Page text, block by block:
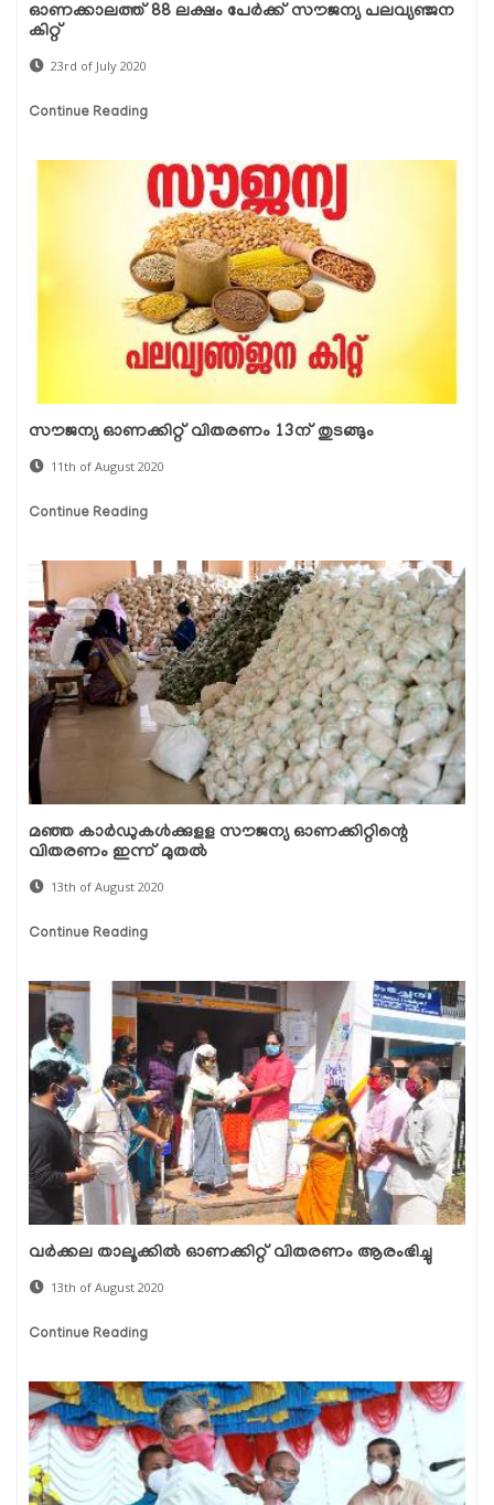
ഓണക്കാലത്ത് 88 ലക്ഷം പേര്‍ക്ക് സൗജന്യ പലവ്യഞ്ജന
കിറ്റ്
23rd of July 2020
Continue Reading
സൗജന്യ ഓണക്കിറ്റ് വിതരണം 13ന് തുടങ്ങും
11th of August 2020
Continue Reading
മഞ്ഞ കാര്‍ഡുകള്‍ക്കുളള സൗജന്യ ഓണക്കിറ്റിന്റെ
വിതരണം ഇന്ന് മുതല്‍
13th of August 2020
Continue Reading
വര്‍ക്കല താലൂക്കില്‍ ഓണക്കിറ്റ് വിതരണം ആരംഭിച്ചു
13th of August 2020
Continue Reading